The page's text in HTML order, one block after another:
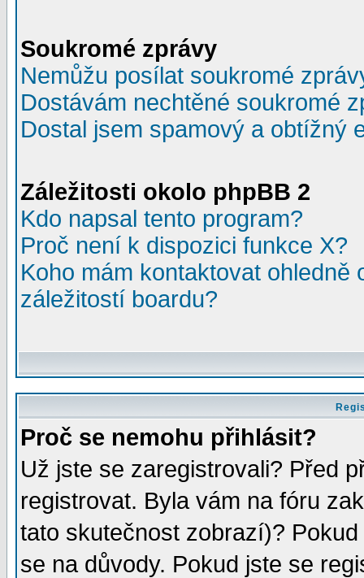
Soukromé zprávy
Nemůžu posílat soukromé
Dostávám nechtěné soukromé
Dostal jsem spamový a obtížný
Záležitosti okolo phpBB 2
Kdo napsal tento program?
Proč není k dispozici funkce X?
Koho mám kontaktovat
záležitostí boardu?
Proč se nemohu přihlásit?
Už jste se zaregistrovali? Před
registrovat. Byla vám na fóru
tato skutečnost zobrazí)?
se na důvody. Pokud jste se